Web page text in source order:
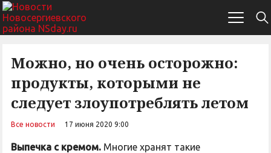
Можно, но очень осторожно:
продукты, которыми не
следует злоупотреблять летом
Все новости 17 июня 2020 9:00
Выпечка с кремом. Многие хранят такие